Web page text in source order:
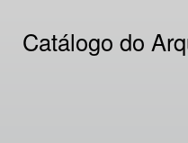
Catálogo do